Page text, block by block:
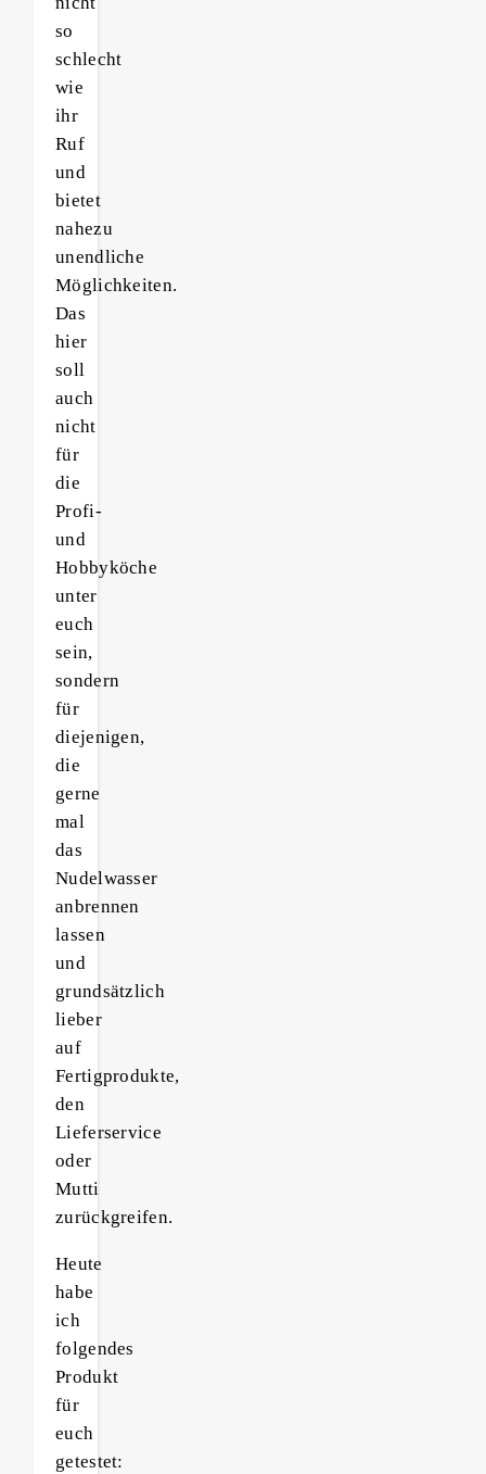
so
schlecht
wie
ihr
Ruf
und
bietet
nahezu
unendliche
Möglichkeiten.
Das
hier
soll
auch
nicht
für
die
Profi-
und
Hobbyköche
unter
euch
sein,
sondern
für
diejenigen,
die
gerne
mal
das
Nudelwasser
anbrennen
lassen
und
grundsätzlich
lieber
auf
Fertigprodukte,
den
Lieferservice
oder
Mutti
zurückgreifen.
Heute
habe
ich
folgendes
Produkt
für
euch
getestet: